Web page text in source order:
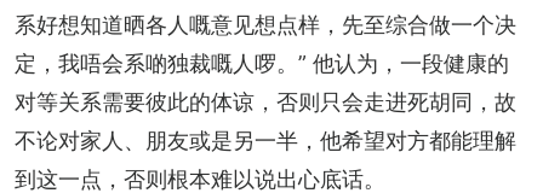
系好想知道晒各人嘅意见想点样，先至综合做一个决
定，我唔会系啲独裁嘅人啰。” 他认为，一段健康的
对等关系需要彼此的体谅，否则只会走进死胡同，故
不论对家人、朋友或是另一半，他希望对方都能理解
到这一点，否则根本难以说出心底话。